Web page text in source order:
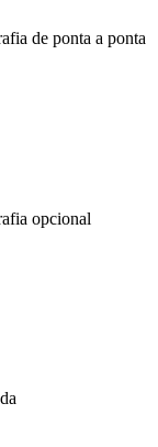
de ponta a ponta
opcional